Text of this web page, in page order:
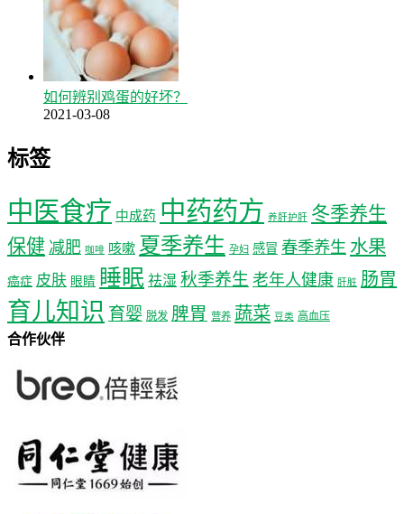
如何辨别鸡蛋的好坏？
2021-03-08
标签
中医食疗 中成药 中药药方 养肝护肝 冬季养生
保健 减肥 咖啡 咳嗽 夏季养生 孕妇 感冒 春季养生 水果
癌症 皮肤 眼睛 睡眠 祛湿 秋季养生 老年人健康 肝脏 肠胃
育儿知识 育婴 脱发 脾胃 营养 蔬菜 豆类 高血压
合作伙伴